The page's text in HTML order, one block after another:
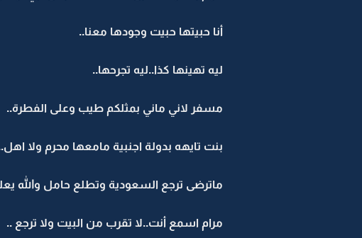
أنا حبيتها حبيت وجودها معنا..
ليه تهينها كذا..ليه تجرحها..
مسفر لاني ماني بمثلكم طيب وعلى الفطرة..
بنت تايهه بدولة اجنبية مامعها محرم ولا
ماترضى ترجع السعودية وتطلع حامل والله
مرام اسمع أنت..لا تقرب من البيت ولا ترجع ..